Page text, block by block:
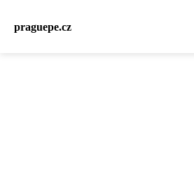
praguepe.cz